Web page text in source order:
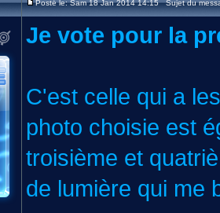
Posté le: Sam 18 Jan 2014 14:15 Sujet du
Je vote pour la
C'est celle qui a
photo choisie est
troisième et
de lumière qui me